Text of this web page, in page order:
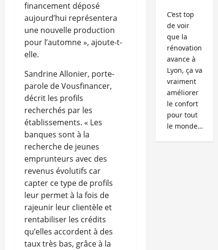
financement déposé
aujourd’hui représentera
une nouvelle production
pour l’automne », ajoute-t-
elle.
Sandrine Allonier, porte-
parole de Vousfinancer,
décrit les profils
recherchés par les
établissements. « Les
banques sont à la
recherche de jeunes
emprunteurs avec des
revenus évolutifs car
capter ce type de profils
leur permet à la fois de
rajeunir leur clientèle et
rentabiliser les crédits
qu’elles accordent à des
taux très bas, grâce à la
C’est top
de voir
que la
rénovation
avance à
Lyon, ça va
vraiment
améliorer
le confort
pour tout
le monde…